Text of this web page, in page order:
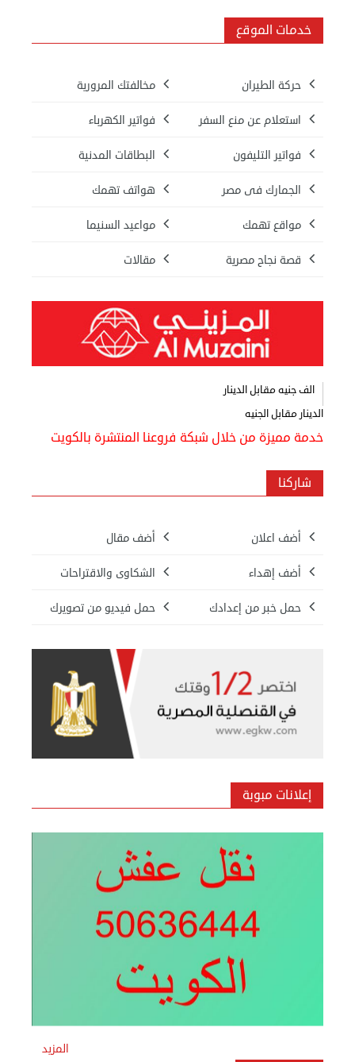
خدمات الموقع
حركة الطيران مخالفتك المرورية
استعلام عن منع السفر فواتير الكهرباء
فواتير التليفون البطاقات المدنية
الجمارك فى مصر هواتف تهمك
مواقع تهمك مواعيد السنيما
قصة نجاح مصرية مقالات
الف جنيه مقابل الدينار
الدينار مقابل الجنيه
خدمة مميزة من خلال شبكة فروعنا المنتشرة بالكويت
شاركنا
أضف اعلان أضف مقال
أضف إهداء الشكاوى والاقتراحات
حمل خبر من إعدادك حمل فيديو من تصويرك
إعلانات مبوبة
بيع ساعة تيسوت
المزيد